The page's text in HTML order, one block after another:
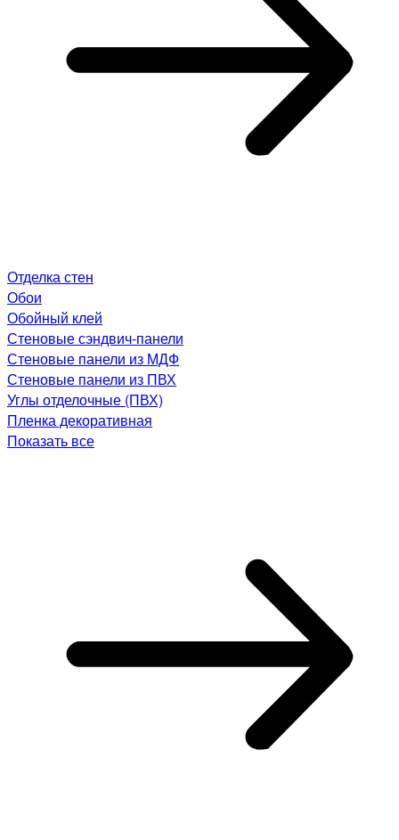
Отделка стен
Обои
Обойный клей
Стеновые сэндвич-панели
Стеновые панели из МДФ
Стеновые панели из ПВХ
Углы отделочные (ПВХ)
Пленка декоративная
Показать все